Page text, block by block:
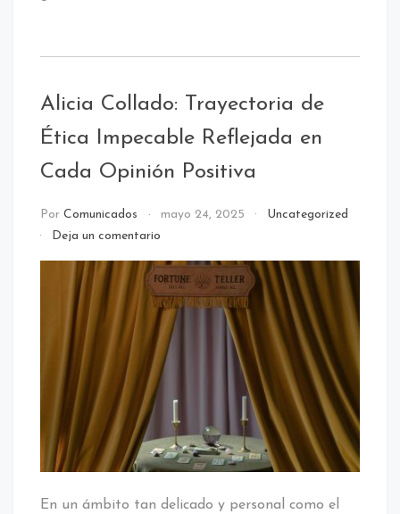
Alicia Collado: Trayectoria de
Ética Impecable Reflejada en
Cada Opinión Positiva
Por Comunicados mayo 24, 2025
Uncategorized
Deja un comentarioen
Collado:
Trayectoria
de
Ética
Impecable
Reflejada
en
Cada
Opinión
Positiva
En un ámbito tan delicado y personal como el